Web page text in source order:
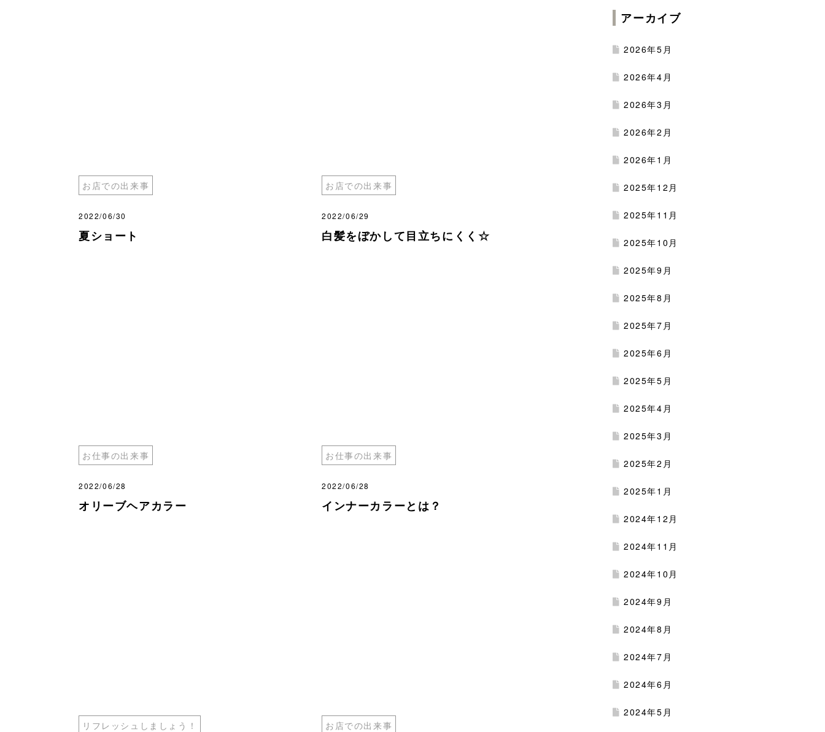
お店での出来事
2022/06/30
夏ショート
お店での出来事
2022/06/29
白髪をぼかして目立ちにくく☆
お仕事の出来事
2022/06/28
オリーブヘアカラー
お仕事の出来事
2022/06/28
インナーカラーとは？
リフレッシュしましょう！ お店での出来事
アーカイブ
2026年5月
2026年4月
2026年3月
2026年2月
2026年1月
2025年12月
2025年11月
2025年10月
2025年9月
2025年8月
2025年7月
2025年6月
2025年5月
2025年4月
2025年3月
2025年2月
2025年1月
2024年12月
2024年11月
2024年10月
2024年9月
2024年8月
2024年7月
2024年6月
2024年5月